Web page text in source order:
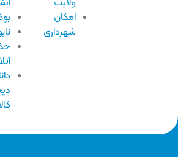
ولایت
امکان
شهرداری
ایفون
بوکاپو
نابو
حکم
آنلاین
دانلود
دیجی